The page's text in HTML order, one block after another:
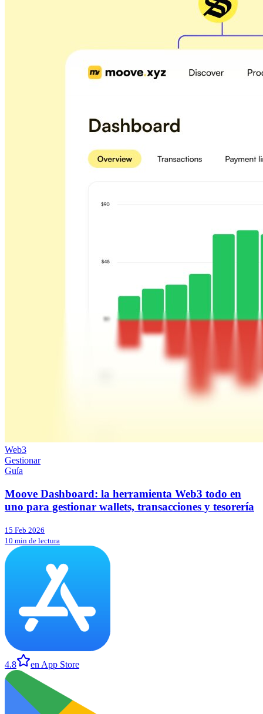
Web3
Gestionar
Guía
Moove Dashboard: la herramienta Web3 todo en
uno para gestionar wallets, transacciones y tesorería
15 Feb 2026
10 min de lectura
4.8 en App Store